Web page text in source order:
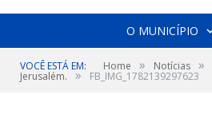
O MUNICÍPIO
VOCÊ ESTÁ EM: Home » Notícias »
Jerusalém. » FB_IMG_1782139297623